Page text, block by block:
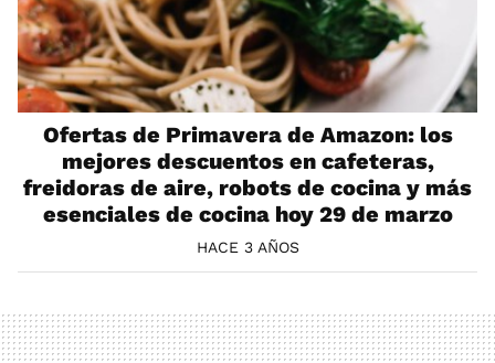
Ofertas de Primavera de Amazon: los
mejores descuentos en cafeteras,
freidoras de aire, robots de cocina y más
esenciales de cocina hoy 29 de marzo
HACE 3 AÑOS